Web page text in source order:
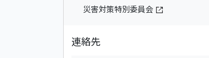
災害対策特別委員会
連絡先